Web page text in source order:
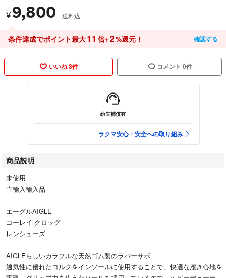
¥ 9,800 送料込
条件達成でポイント最大11 倍+2%還元！ 確認する
いいね 3件 コメント 0件
紛失補償有
ラクマ安心・安全への取り組み
商品説明
未使用
直輸入輸入品
エーグルAIGLE
コーレイ クロッグ
レンシューズ
AIGLEらしいカラフルな天然ゴム製のラバーサボ
通気性に優れたコルクをインソールに使用することで、快適な履き心地を